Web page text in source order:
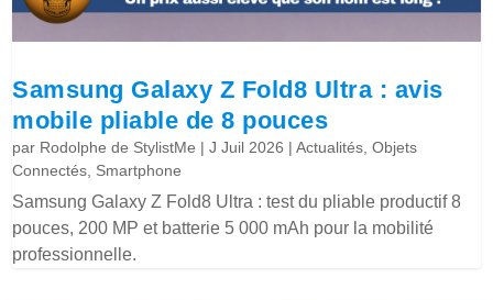
Samsung Galaxy Z Fold8 Ultra : avis
mobile pliable de 8 pouces
par Rodolphe de StylistMe |J Juil 2026 |Actualités ,Objets
Connectés Smartphone
Samsung Galaxy Z Fold8 Ultra : test du pliable productif 8
pouces, 200 MP et batterie 5 000 mAh pour la mobilité
professionnelle.